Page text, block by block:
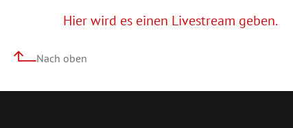
Hier wird es einen Livestream geben.
Nach oben